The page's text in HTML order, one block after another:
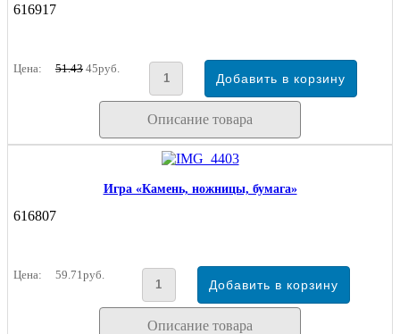
616917
Цена: 51.43 45руб.
Описание товара
Игра «Камень, ножницы, бумага»
616807
Цена: 59.71руб.
Описание товара